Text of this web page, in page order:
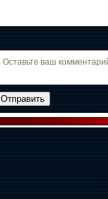
Отправить